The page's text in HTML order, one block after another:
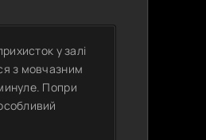
у залі
з мовчазним
Попри